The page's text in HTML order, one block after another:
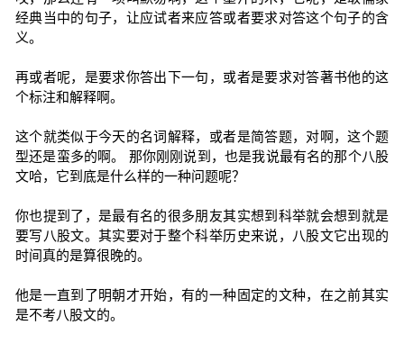
经典当中的句子，让应试者来应答或者要求对答这个句子的含
义。
再或者呢，是要求你答出下一句，或者是要求对答著书他的这
个标注和解释啊。
这个就类似于今天的名词解释，或者是简答题，对啊，这个题
型还是蛮多的啊。 那你刚刚说到，也是我说最有名的那个八股
文哈，它到底是什么样的一种问题呢？
你也提到了，是最有名的很多朋友其实想到科举就会想到就是
要写八股文。其实要对于整个科举历史来说，八股文它出现的
时间真的是算很晚的。
他是一直到了明朝才开始，有的一种固定的文种，在之前其实
是不考八股文的。